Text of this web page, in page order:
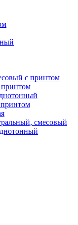
с принтом
смесовый